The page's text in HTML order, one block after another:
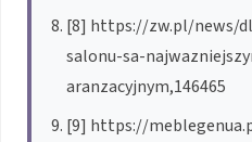
[8] https://zw.pl/news/
salonu-sa-
aranzacyjnym,146465
[9] https://